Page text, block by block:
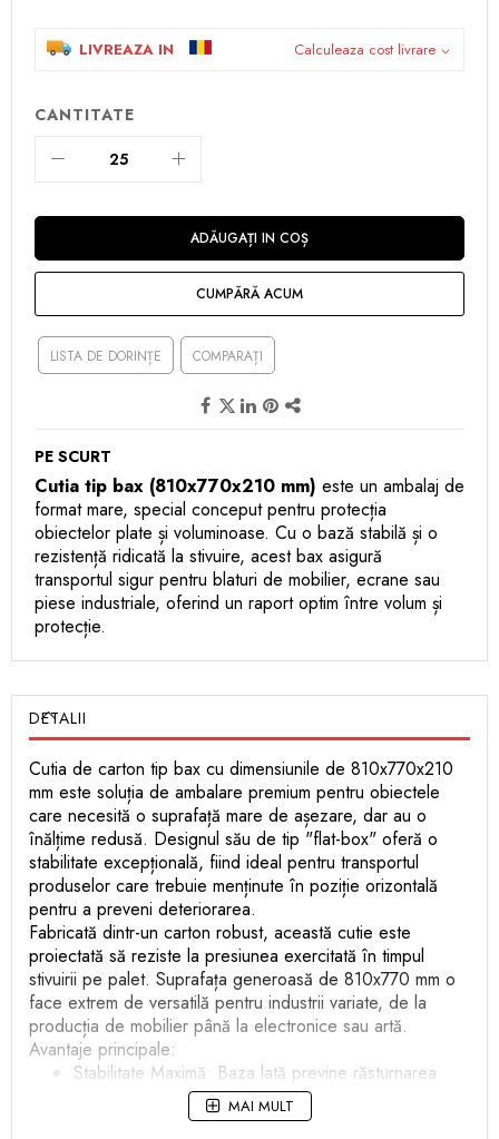
LIVREAZA IN Calculeaza cost livrare
CANTITATE
ADĂUGAȚI IN COȘ
CUMPĂRĂ ACUM
LISTA DE DORINȚE COMPARAȚI
PE SCURT
Cutia tip bax (810x770x210 mm) este un ambalaj de
format mare, special conceput pentru protecția
obiectelor plate și voluminoase. Cu o bază stabilă și o
rezistență ridicată la stivuire, acest bax asigură
transportul sigur pentru blaturi de mobilier, ecrane sau
piese industriale, oferind un raport optim între volum și
protecție.
DETALII
Cutia de carton tip bax cu dimensiunile de 810x770x210
mm este soluția de ambalare premium pentru obiectele
care necesită o suprafață mare de așezare, dar au o
înălțime redusă. Designul său de tip "flat-box" oferă o
stabilitate excepțională, fiind ideal pentru transportul
produselor care trebuie menținute în poziție orizontală
pentru a preveni deteriorarea.
Fabricată dintr-un carton robust, această cutie este
proiectată să reziste la presiunea exercitată în timpul
stivuirii pe palet. Suprafața generoasă de 810x770 mm o
face extrem de versatilă pentru industrii variate, de la
producția de mobilier până la electronice sau artă.
Avantaje principale:
Stabilitate Maximă: Baza lată previne răsturnarea
coletului în timpul tranzitului, asigurând integritatea
conținutului fragil.
MAI MULT